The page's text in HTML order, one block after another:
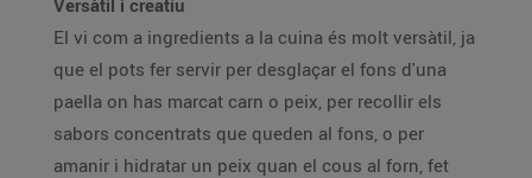
Versàtil i creatiu
El vi com a ingredients a la cuina és molt versàtil, ja
que el pots fer servir per desglaçar el fons d'una
paella on has marcat carn o peix, per recollir els
sabors concentrats que queden al fons, o per
amanir i hidratar un peix quan el cous al forn, fet